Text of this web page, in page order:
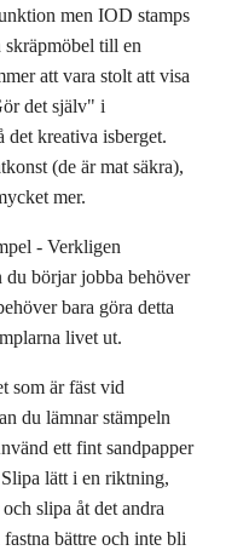
men IOD stamps
skräpmöbel till en
att vara stolt att visa
det själv" i
det kreativa isberget.
(de är mat säkra),
mer.
- Verkligen
du börjar jobba behöver
bara göra detta
livet ut.
som är fäst vid
du lämnar stämpeln
ett fint sandpapper
lätt i en riktning,
slipa åt det andra
bättre och inte bli